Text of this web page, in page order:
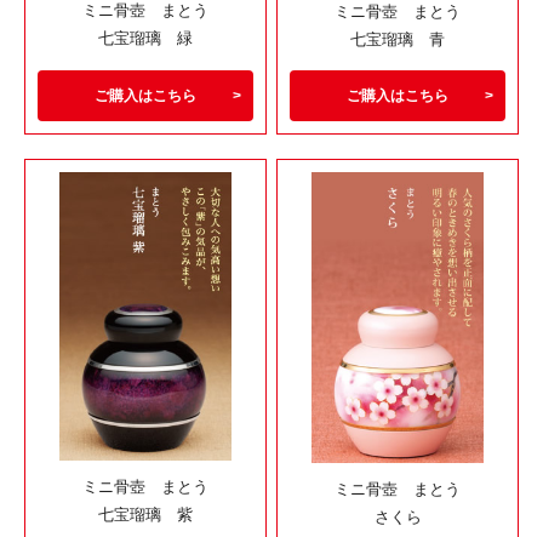
ミニ骨壺 まとう
七宝瑠璃 緑
ご購入はこちら
ミニ骨壺 まとう
七宝瑠璃 青
ご購入はこちら
ミニ骨壺 まとう
七宝瑠璃 紫
ミニ骨壺 まとう
さくら